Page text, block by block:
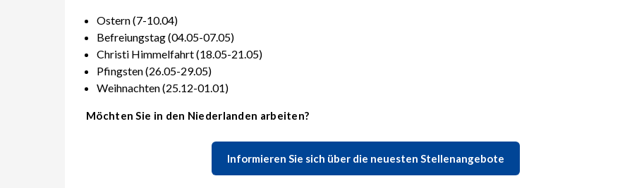
Ostern (7-10.04)
Befreiungstag (04.05-07.05)
Christi Himmelfahrt (18.05-21.05)
Pfingsten (26.05-29.05)
Weihnachten (25.12-01.01)
Möchten Sie in den Niederlanden arbeiten?
Informieren Sie sich über die neuesten Stellenangebote